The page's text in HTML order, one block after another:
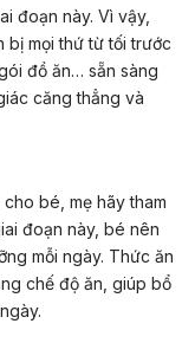
đoạn này. Vì vậy,
bị mọi thứ từ tối trước
đồ ăn… sẵn sàng
căng thẳng và
bé, mẹ hãy tham
đoạn này, bé nên
mỗi ngày. Thức ăn
chế độ ăn, giúp bổ